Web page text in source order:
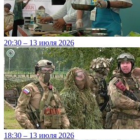
20:30 – 13 июля 2026
18:30 – 13 июля 2026